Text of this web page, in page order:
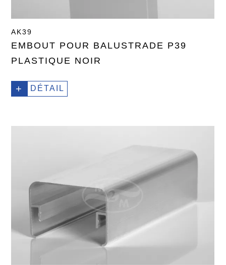
AK39
EMBOUT POUR BALUSTRADE P39
PLASTIQUE NOIR
+ DÉTAIL